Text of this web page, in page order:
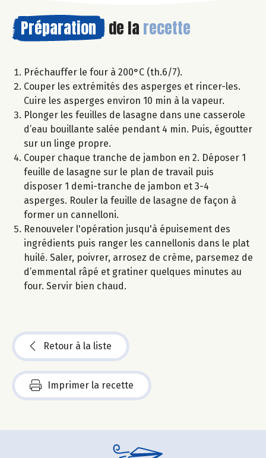
Préparation de la recette
Préchauffer le four à 200°C (th.6/7).
Couper les extrémités des asperges et rincer-les.
Cuire les asperges environ 10 min à la vapeur.
Plonger les feuilles de lasagne dans une casserole
d’eau bouillante salée pendant 4 min. Puis, égoutter
sur un linge propre.
Couper chaque tranche de jambon en 2. Déposer 1
feuille de lasagne sur le plan de travail puis
disposer 1 demi-tranche de jambon et 3-4
asperges. Rouler la feuille de lasagne de façon à
former un cannelloni.
Renouveler l'opération jusqu'à épuisement des
ingrédients puis ranger les cannellonis dans le plat
huilé. Saler, poivrer, arrosez de crème, parsemez de
d’emmental râpé et gratiner quelques minutes au
four. Servir bien chaud.
Retour à la liste
Imprimer la recette